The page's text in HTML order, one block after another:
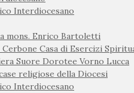
Interdiocesano
mons. Enrico Bartoletti
Cerbone Casa di Esercizi
Suore Dorotee Vorno Lucca
religiose della Diocesi
Interdiocesano